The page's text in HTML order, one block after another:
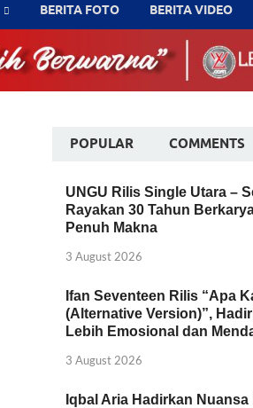
BERITA FOTO BERITA VIDEO
POPULAR COMMENTS
UNGU Rilis Single Utara –
Rayakan 30 Tahun
Penuh Makna
3 August 2026
Ifan Seventeen Rilis “Apa
(Alternative Version)”,
Lebih Emosional dan
3 August 2026
Iqbal Aria Hadirkan Nuansa